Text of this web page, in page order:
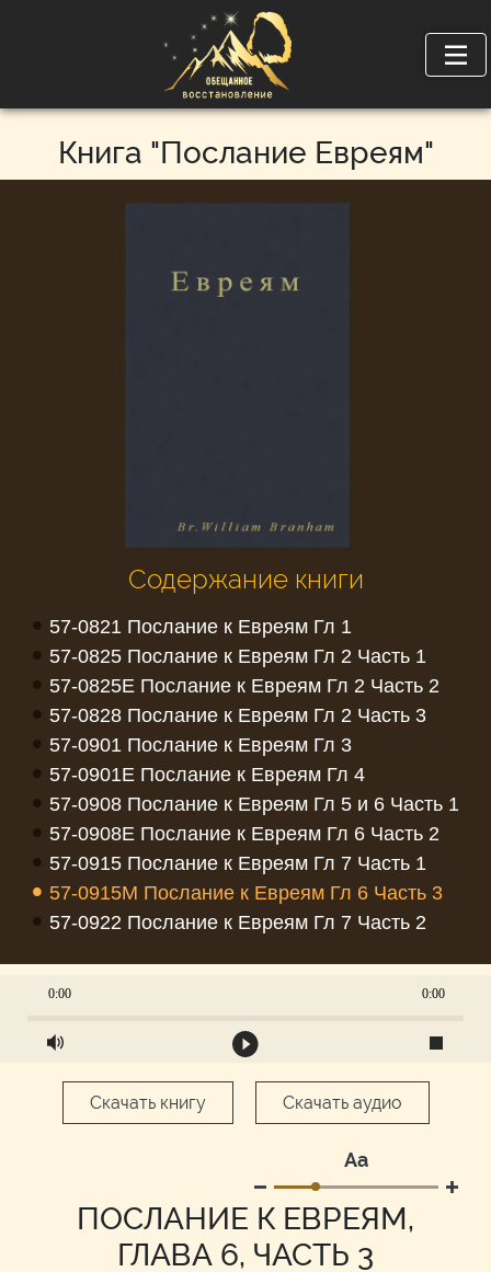
Книга "Послание Евреям"
Содержание книги
• 57-0821 Послание к Евреям Гл 1
• 57-0825 Послание к Евреям Гл 2 Часть 1
• 57-0825E Послание к Евреям Гл 2 Часть 2
• 57-0828 Послание к Евреям Гл 2 Часть 3
• 57-0901 Послание к Евреям Гл 3
• 57-0901E Послание к Евреям Гл 4
• 57-0908 Послание к Евреям Гл 5 и 6 Часть 1
• 57-0908E Послание к Евреям Гл 6 Часть 2
• 57-0915 Послание к Евреям Гл 7 Часть 1
• 57-0915M Послание к Евреям Гл 6 Часть 3
• 57-0922 Послание к Евреям Гл 7 Часть 2
0:00 0:00
Скачать книгу Скачать аудио
Аа
ПОСЛАНИЕ К ЕВРЕЯМ,
ГЛАВА 6, ЧАСТЬ 3